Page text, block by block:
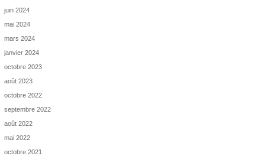
juin 2024
mai 2024
mars 2024
janvier 2024
octobre 2023
août 2023
octobre 2022
septembre 2022
août 2022
mai 2022
octobre 2021